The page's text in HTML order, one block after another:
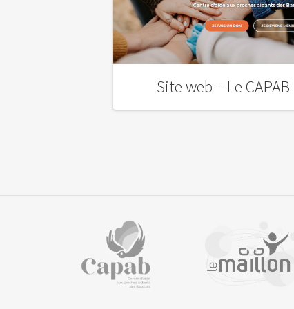
Site web – Le CAPAB